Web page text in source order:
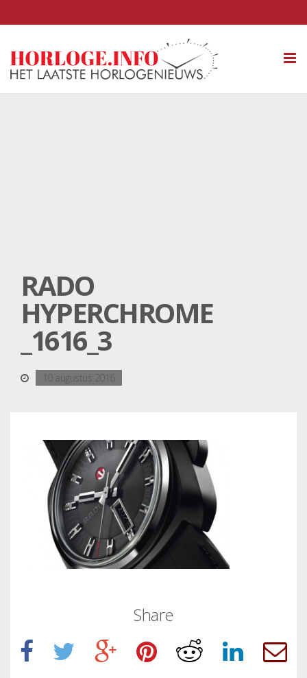
RADO
HYPERCHROME
_1616_3
10 augustus 2016
Share